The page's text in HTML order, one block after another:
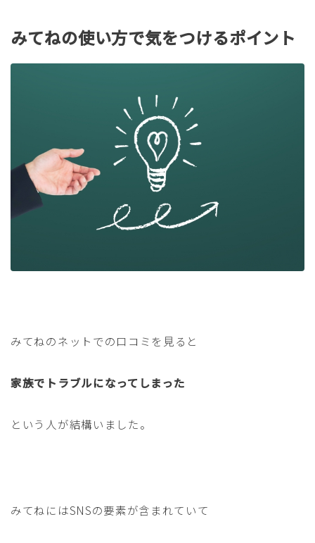
みてねの使い方で気をつけるポイント
みてねのネットでの口コミを見ると
家族でトラブルになってしまった
という人が結構いました。
みてねにはSNSの要素が含まれていて